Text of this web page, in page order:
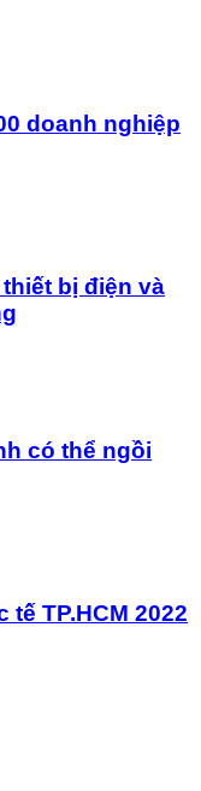
doanh nghiệp
bị điện và
có thể ngồi
TP.HCM 2022